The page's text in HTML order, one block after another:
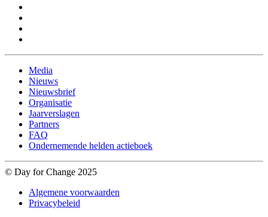
Media
Nieuws
Nieuwsbrief
Organisatie
Jaarverslagen
Partners
FAQ
Ondernemende helden actieboek
© Day for Change 2025
Algemene voorwaarden
Privacybeleid